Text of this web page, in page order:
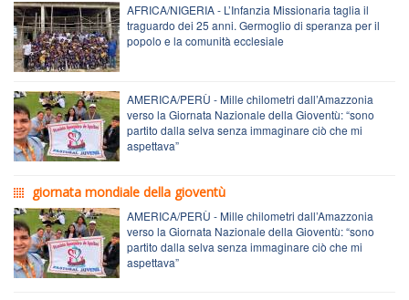
AFRICA/NIGERIA - L’Infanzia Missionaria taglia il
traguardo dei 25 anni. Germoglio di speranza per il
popolo e la comunità ecclesiale
AMERICA/PERÙ - Mille chilometri dall’Amazzonia
verso la Giornata Nazionale della Gioventù: “sono
partito dalla selva senza immaginare ciò che mi
aspettava”
giornata mondiale della gioventù
AMERICA/PERÙ - Mille chilometri dall’Amazzonia
verso la Giornata Nazionale della Gioventù: “sono
partito dalla selva senza immaginare ciò che mi
aspettava”